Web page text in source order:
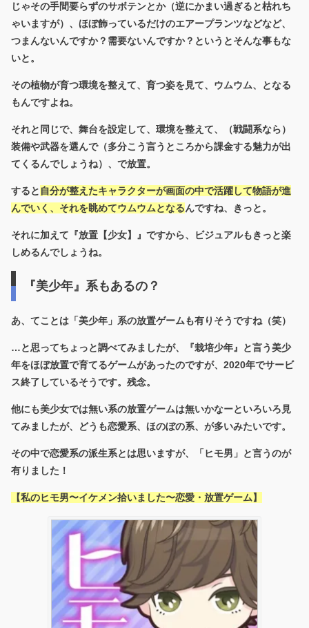
じゃその手間要らずのサボテンとか（逆にかまい過ぎると枯れち
ゃいますが）、ほぼ飾っているだけのエアープランツなどなど、
つまんないんですか？需要ないんですか？というとそんな事もな
いと。
その植物が育つ環境を整えて、育つ姿を見て、ウムウム、となる
もんですよね。
それと同じで、舞台を設定して、環境を整えて、（戦闘系なら）
装備や武器を選んで（多分こう言うところから課金する魅力が出
てくるんでしょうね）、で放置。
すると 自分が整えたキャラクターが画面の中で活躍して物語が進
んでいく、それを眺めてウムウムとなるんですね、きっと。
それに加えて『放置【少女】』ですから、ビジュアルもきっと楽
しめるんでしょうね。
『美少年』系もあるの？
あ、てことは「美少年」系の放置ゲームも有りそうですね（笑）
…と思ってちょっと調べてみましたが、『栽培少年』と言う美少
年をほぼ放置で育てるゲームがあったのですが、2020年でサービ
ス終了しているそうです。残念。
他にも美少女では無い系の放置ゲームは無いかなーといろいろ見
てみましたが、どうも恋愛系、ほのぼの系、が多いみたいです。
その中で恋愛系の派生系とは思いますが、「ヒモ男」と言うのが
有りました！
【私のヒモ男〜イケメン拾いました〜恋愛・放置ゲーム】